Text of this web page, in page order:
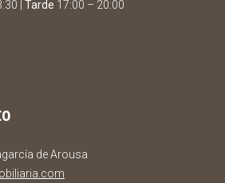
| Tarde 17:00 – 20:00
de Arousa